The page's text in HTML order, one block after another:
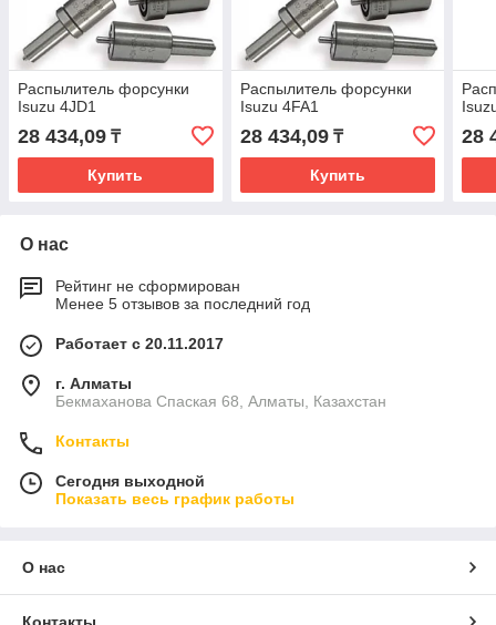
Распылитель форсунки
Isuzu 4JD1
28 434,09 ₸
Купить
Распылитель форсунки
Isuzu 4FA1
28 434,09₸
Купить
28
О нас
Рейтинг не сформирован
Менее 5 отзывов за последний год
Работает с 20.11.2017
г. Алматы
Бекмаханова Спаская 68, Алматы, Казахстан
Контакты
Сегодня выходной
Показать весь график работы
О нас